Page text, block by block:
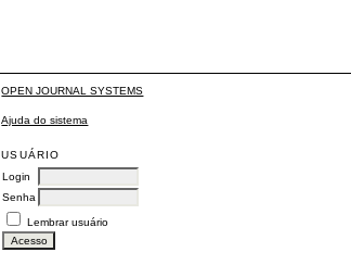
OPEN JOURNAL SYSTEMS
Ajuda do sistema
USUÁRIO
Login
Senha
Lembrar usuário